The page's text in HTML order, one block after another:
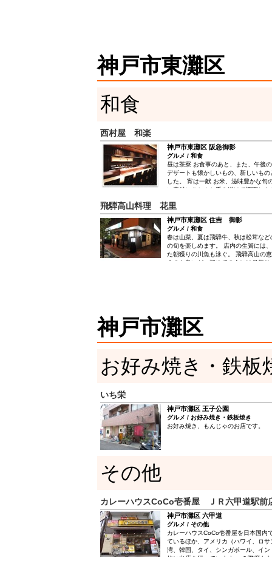
神戸市東灘区
和食
西村屋 和楽
神戸市東灘区 阪急御影
グルメ / 和食
昼は茶寮 お食事のあと、また、午後
デザートも懐かしいもの、新しいも
した。 宵は一献 お米、滋味豊かな
い素材にきちんと手を掛けて調理し
ごしいただけますように。
飛騨高山料理 花里
神戸市東灘区 住吉 御影
グルメ / 和食
春は山菜、夏は飛騨牛、秋は松茸な
の旬を楽しめます。 店内の生簀には
た朝獲りの川魚も泳ぐ。 飛騨高山の
うのも良いが、初めての人には月替
神戸市灘区
お好み焼き・鉄板
いち栄
神戸市灘区 王子公園
グルメ / お好み焼き・鉄板焼き
お好み焼き、もんじゃのお店です。
その他
カレーハウスCoCo壱番屋 ＪＲ六甲道駅前
神戸市灘区 六甲道
グルメ / その他
カレーハウスCoCo壱番屋を日本国内
ているほか、アメリカ（ハワイ、ロ
湾、韓国、タイ、シンガポール、イ
的に出店を行っています。 ２階席も